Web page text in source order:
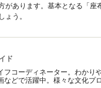
があります。基本となる「
ょう。
ド
フコーディネーター。わかり
などで活躍中。様々な文化プ